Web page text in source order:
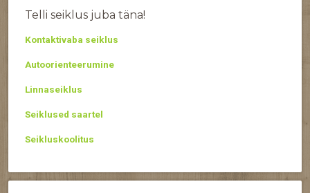
Telli seiklus juba täna!
Kontaktivaba seiklus
Autoorienteerumine
Linnaseiklus
Seiklused saartel
Seikluskoolitus